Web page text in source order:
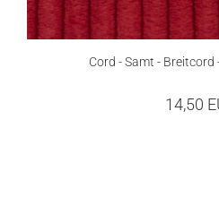
Cord - Samt - Breitcord
14,50